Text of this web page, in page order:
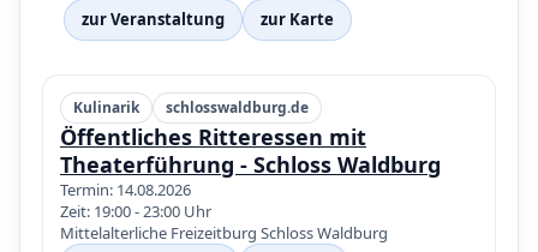
zur Veranstaltung zur Karte
Kulinarik schlosswaldburg.de
Öffentliches Ritteressen mit
Theaterführung - Schloss Waldburg
Termin: 14.08.2026
Zeit: 19:00 - 23:00 Uhr
Mittelalterliche Freizeitburg Schloss Waldburg